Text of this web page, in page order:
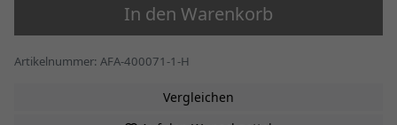
In den Warenkorb
Artikelnummer: AFA-400071-1-H
Vergleichen